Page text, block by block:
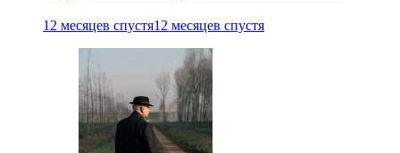
12 месяцев спустя12 месяцев спустя